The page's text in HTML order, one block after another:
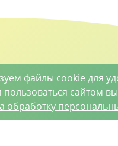
файлы cookie для
сайтом
обработку